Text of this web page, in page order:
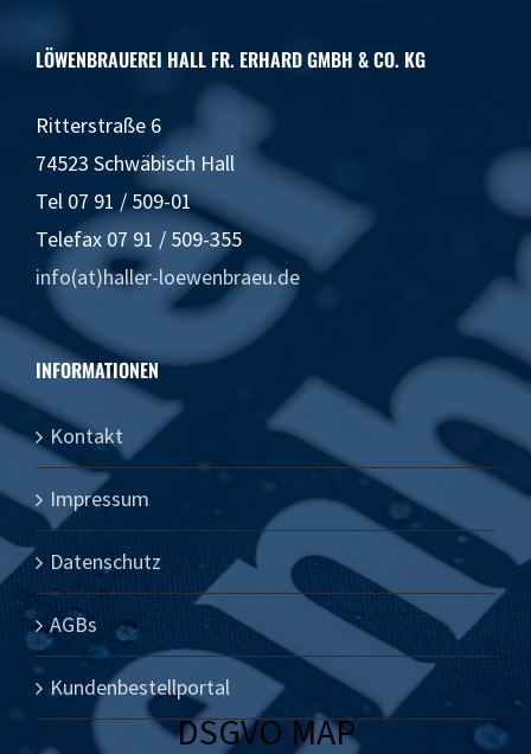
LÖWENBRAUEREI HALL FR. ERHARD GMBH & CO. KG
Ritterstraße 6
74523 Schwäbisch Hall
Tel 07 91 / 509-01
Telefax 07 91 / 509-355
info(at)haller-loewenbraeu.de
INFORMATIONEN
Kontakt
Impressum
Datenschutz
AGBs
Kundenbestellportal
DSGVO MAP